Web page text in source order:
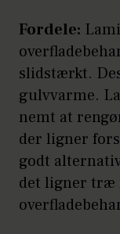
Fordele:
slidstærkt.
gulvvarme.
nemt at
der ligner
godt
det ligner træ